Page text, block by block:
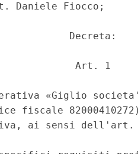
Daniele Fiocco;
Decreta:
Art. 1
«Giglio
fiscale
ai sensi dell'art.